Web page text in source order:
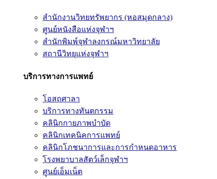
สำนักงานวิทยทรัพยากร (หอสมุดกลาง)
ศูนย์หนังสือแห่งจุฬาฯ
สำนักพิมพ์จุฬาลงกรณ์มหาวิทยาลัย
สถานีวิทยุแห่งจุฬาฯ
บริการทางการแพทย์
โอสถศาลา
บริการทางทันตกรรม
คลินิกกายภาพบำบัด
คลินิกเทคนิคการแพทย์
คลินิกโภชนาการและการกำหนดอาหาร
โรงพยาบาลสัตว์เล็กจุฬาฯ
ศูนย์เอ็มเน็ต